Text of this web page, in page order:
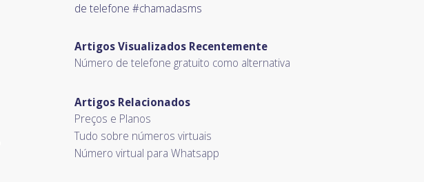
de telefone #chamadasms
Artigos Visualizados Recentemente
Número de telefone gratuito como alternativa
Artigos Relacionados
Preços e Planos
Tudo sobre números virtuais
Número virtual para Whatsapp